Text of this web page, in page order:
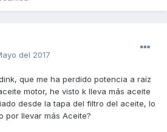
del 2017
que me ha perdido potencia a raíz
motor, he visto k lleva más aceite
desde la tapa del filtro del aceite, lo
por llevar más Aceite?